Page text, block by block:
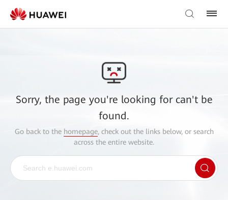
Sorry, the page you're looking for can't be
found.
Go back to the homepage, check out the links below, or search
across the entire website.